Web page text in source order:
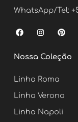
WhatsApp/Tel:
F
a
e
b
o
k
I
n
t
a
r
a
m
P
i
t
e
Nossa Coleção
Linha Roma
Linha Verona
Linha Napoli